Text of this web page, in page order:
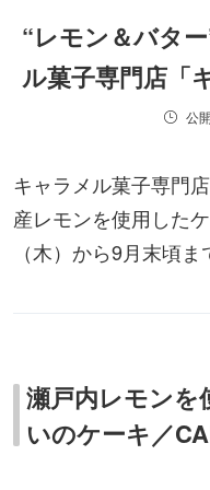
“レモン＆バタ
ル菓子専門店「
公
キャラメル菓子専門
産レモンを使用した
（木）から9月末頃ま
瀬戸内レモンを
いのケーキ／